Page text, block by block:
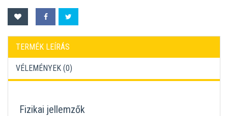
TERMÉK LEÍRÁS
VÉLEMÉNYEK (0)
Fizikai jellemzők